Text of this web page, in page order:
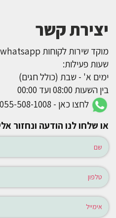
יצירת קשר
מוקד שירות לקוחות whatsapp
שעות פעילות:
ימים א' - שבת (כולל חגים)
בין השעות 08:00 ועד 00:00
לחצו כאן - 055-508-1008
או שלחו לנו הודעה ונחזור